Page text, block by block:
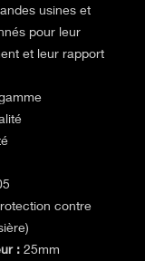
usines et
pour leur
et leur rapport
contre
: 25mm